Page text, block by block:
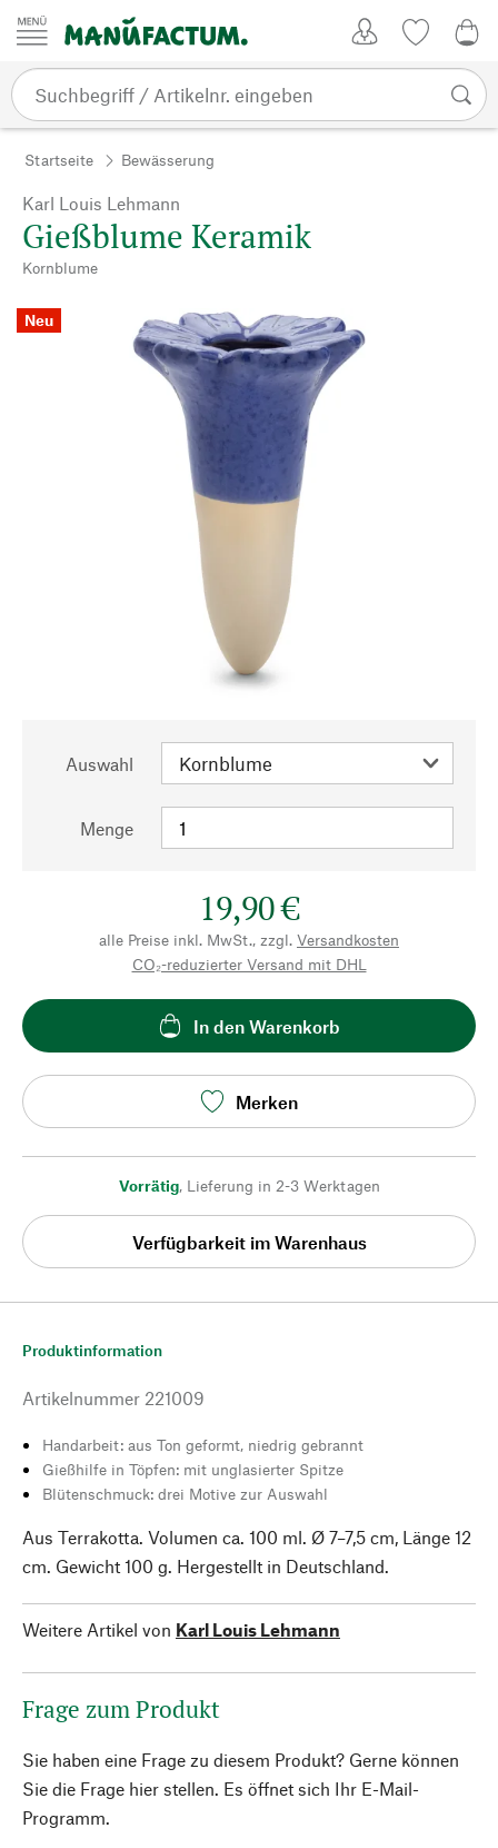
Zum Inhalt springen
Startseite Bewässerung
Karl Louis Lehmann
Gießblume Keramik
Kornblume
Neu
Auswahl
Menge
19,90 €
alle Preise inkl. MwSt., zzgl. Versandkosten
CO₂-reduzierter Versand mit DHL
In den Warenkorb
Merken
Vorrätig, Lieferung in 2-3 Werktagen
Verfügbarkeit im Warenhaus
Produktinformation
Artikelnummer 221009
Handarbeit: aus Ton geformt, niedrig gebrannt
Gießhilfe in Töpfen: mit unglasierter Spitze
Blütenschmuck: drei Motive zur Auswahl
Aus Terrakotta. Volumen ca. 100 ml. Ø 7–7,5 cm, Länge 12
cm. Gewicht 100 g. Hergestellt in Deutschland.
Weitere Artikel von Karl Louis Lehmann
Frage zum Produkt
Sie haben eine Frage zu diesem Produkt? Gerne können
Sie die Frage hier stellen. Es öffnet sich Ihr E-Mail-
Programm.